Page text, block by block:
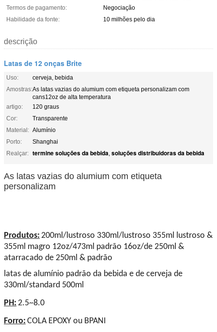
Termos de pagamento:
Negociação
Habilidade da fonte:
10 milhões pelo dia
descrição
Latas de 12 onças Brite
Uso:
cerveja, bebida
Amostras:As latas vazias do alumium com etiqueta personalizam com
cans12oz de alta temperatura
artigo:
120 graus
Cor:
Transparente
Material: Alumínio
Porto:
Shanghai
Realçar: termine soluções da bebida, soluções distribuidoras da bebida
As latas vazias do alumium com etiqueta
personalizam
Produtos: 200ml/lustroso 330ml/lustroso 355ml lustroso &
355ml magro 12oz/473ml padrão 16oz/de 250ml &
atarracado de 250ml & padrão
latas de alumínio padrão da bebida e de cerveja de
330ml/standard 500ml
PH: 2.5~8.0
Forro: COLA EPOXY ou BPANI